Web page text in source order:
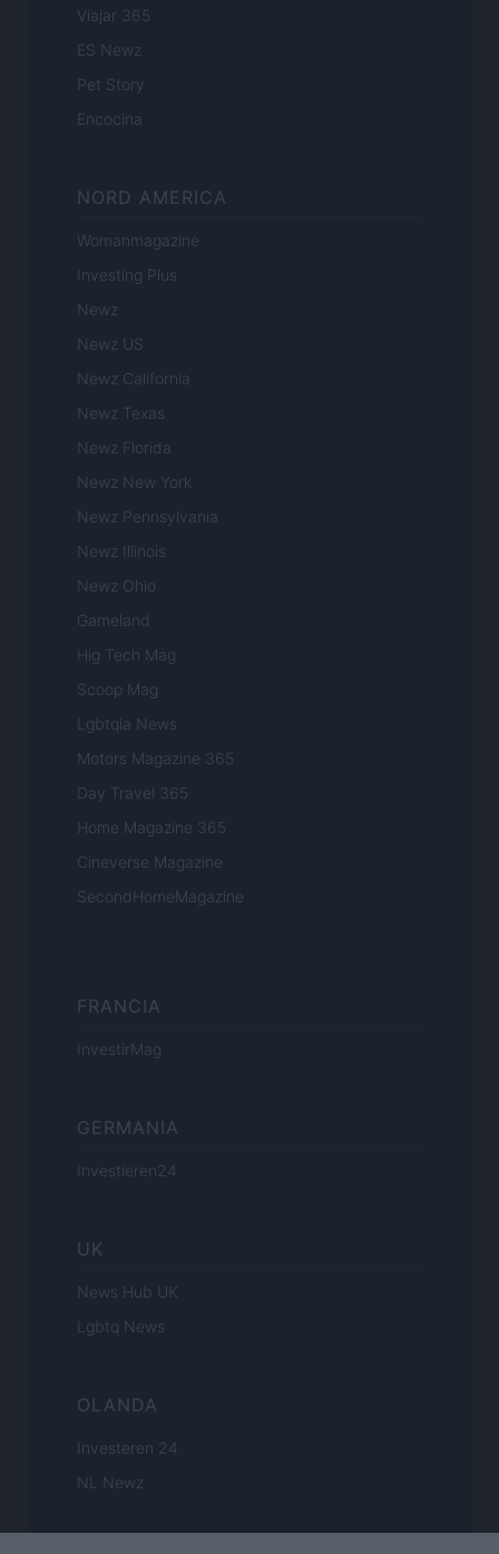
Viajar 365
ES Newz
Pet Story
Encocina
NORD AMERICA
Womanmagazine
Investing Plus
Newz
Newz US
Newz California
Newz Texas
Newz Florida
Newz New York
Newz Pennsylvania
Newz Illinois
Newz Ohio
Gameland
Hig Tech Mag
Scoop Mag
Lgbtqia News
Motors Magazine 365
Day Travel 365
Home Magazine 365
Cineverse Magazine
SecondHomeMagazine
FRANCIA
InvestirMag
GERMANIA
Investieren24
UK
News Hub UK
Lgbtq News
OLANDA
Investeren 24
NL Newz